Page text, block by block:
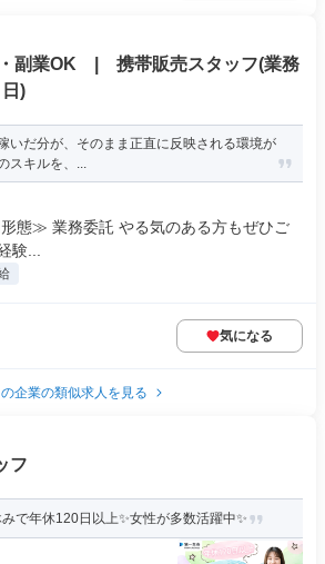
・副業OK | 携帯販売スタッフ(業務
)
いだ分が、そのまま正直に反映される環境が
スキルを、...
態≫ 業務委託 やる気のある方もぜひご
験...
気になる
企業の類似求人を見る
フ
で年休120日以上✨女性が多数活躍中✨